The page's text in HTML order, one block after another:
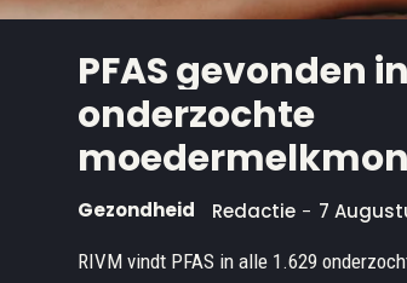
PFAS gevonden
onderzochte
Gezondheid Redactie - 7
RIVM vindt PFAS in alle 1.629